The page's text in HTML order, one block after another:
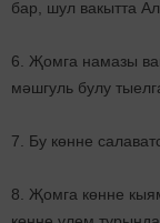
бар, шул вакытта
6. Җомга намазы
мәшгуль булу
7. Бу көнне
8. Җомга көнне